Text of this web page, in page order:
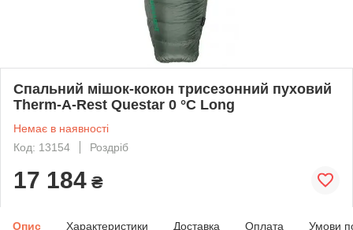
Спальний мішок-кокон трисезонний пуховий
Therm-A-Rest Questar 0 °C Long
Немає в наявності
Код: 13154
Роздріб
17 184 ₴
Опис Характеристики Доставка Оплата Умови